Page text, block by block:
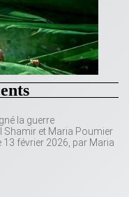
la guerre
Shamir et Maria Poumier
février 2026, par Maria